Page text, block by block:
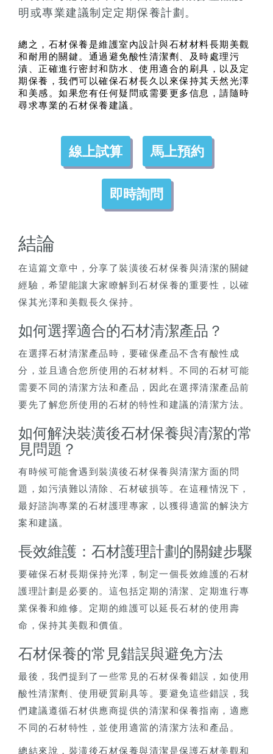
明或專業建議制定定期保養計劃。
總之，石材保養是維護室內設計與石材材料長期美觀
和耐用的關鍵。通過避免酸性清潔劑、及時處理污
漬、正確進行密封和防水、使用適合的刷具，以及定
期保養，我們可以確保石材長久以來保持其天然光澤
和美感。如果您有任何疑問或需要更多信息，請隨時
尋求專業的石材保養建議。
線上試算 馬上預約
即時詢問
結論
在這篇文章中，分享了裝潢後石材保養與清潔的關鍵
經驗，希望能讓大家瞭解到石材保養的重要性，以確
保其光澤和美觀長久保持。
如何選擇適合的石材清潔產品？
在選擇石材清潔產品時，要確保產品不含有酸性成
分，並且適合您所使用的石材材料。不同的石材可能
需要不同的清潔方法和產品，因此在選擇清潔產品前
要先了解您所使用的石材的特性和建議的清潔方法。
如何解決裝潢後石材保養與清潔的常
見問題？
有時候可能會遇到裝潢後石材保養與清潔方面的問
題，如污漬難以清除、石材破損等。在這種情況下，
最好諮詢專業的石材護理專家，以獲得適當的解決方
案和建議。
長效維護：石材護理計劃的關鍵步驟
要確保石材長期保持光澤，制定一個長效維護的石材
護理計劃是必要的。這包括定期的清潔、定期進行專
業保養和維修。定期的維護可以延長石材的使用壽
命，保持其美觀和價值。
石材保養的常見錯誤與避免方法
最後，我們提到了一些常見的石材保養錯誤，如使用
酸性清潔劑、使用硬質刷具等。要避免這些錯誤，我
們建議遵循石材供應商提供的清潔和保養指南，適應
不同的石材特性，並使用適當的清潔方法和產品。
總結來說，裝潢後石材保養與清潔是保護石材美觀和